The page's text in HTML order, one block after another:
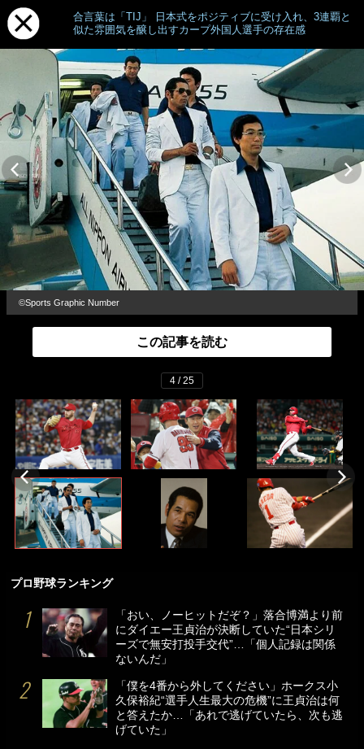
合言葉は「TIJ」 日本式をポジティブに受け入れ、3連覇と
似た雰囲気を醸し出すカープ外国人選手の存在感
©Sports Graphic Number
この記事を読む
4 / 25
プロ野球ランキング
「おい、ノーヒットだぞ？」落合博満より前
にダイエー王貞治が決断していた“日本シリ
ーズで無安打投手交代”…「個人記録は関係
ないんだ」
「僕を4番から外してください」ホークス小
久保裕紀“選手人生最大の危機”に王貞治は何
と答えたか…「あれで逃げていたら、次も逃
げていた」